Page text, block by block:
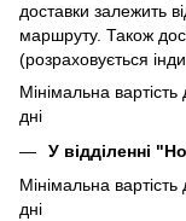
доставки залежить
маршруту. Також
(розраховується
Мінімальна
дні
У відділенні
Мінімальна
дні